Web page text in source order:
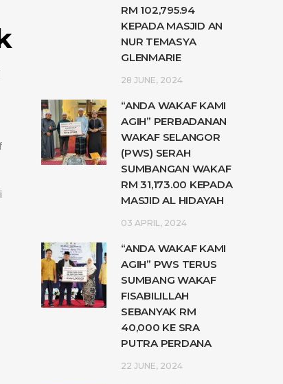
RM 102,795.94
KEPADA MASJID AN
NUR TEMASYA
GLENMARIE
28 JUNE, 2024
“ANDA WAKAF KAMI
AGIH” PERBADANAN
WAKAF SELANGOR
(PWS) SERAH
SUMBANGAN WAKAF
RM 31,173.00 KEPADA
MASJID AL HIDAYAH
03 APRIL, 2024
“ANDA WAKAF KAMI
AGIH” PWS TERUS
SUMBANG WAKAF
FISABILILLAH
SEBANYAK RM
40,000 KE SRA
PUTRA PERDANA
22 JUNE, 2024